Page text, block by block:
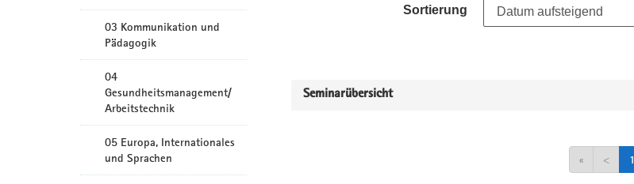
03 Kommunikation und
Pädagogik
04
Gesundheitsmanagement/
Arbeitstechnik
05 Europa, Internationales
und Sprachen
Sortierung
Seminarübersicht
« < 1